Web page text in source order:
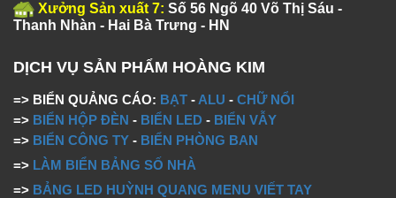
Xưởng Sản xuất 7: Số 56 Ngõ 40 Võ Thị Sáu -
Thanh Nhàn - Hai Bà Trưng - HN
DỊCH VỤ SẢN PHẨM HOÀNG KIM
=> BIỂN QUẢNG CÁO: BẠT - ALU - CHỮ NỔI
=> BIỂN HỘP ĐÈN - BIỂN LED - BIỂN VẪY
=> BIỂN CÔNG TY - BIỂN PHÒNG BAN
=> LÀM BIỂN BẢNG SỐ NHÀ
=> BẢNG LED HUỲNH QUANG MENU VIẾT TAY